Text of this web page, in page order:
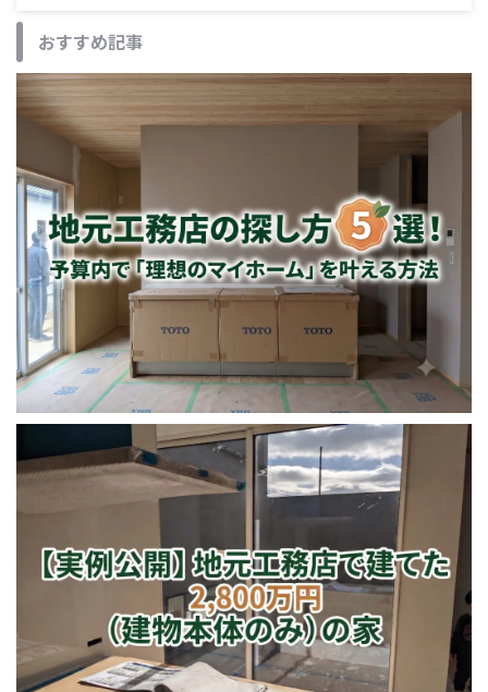
おすすめ記事